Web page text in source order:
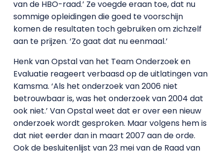
van de HBO-raad.’ Ze voegde eraan toe, dat nu
sommige opleidingen die goed te voorschijn
komen de resultaten toch gebruiken om zichzelf
aan te prijzen. ‘Zo gaat dat nu eenmaal.’
Henk van Opstal van het Team Onderzoek en
Evaluatie reageert verbaasd op de uitlatingen van
Kamsma. ‘Als het onderzoek van 2006 niet
betrouwbaar is, was het onderzoek van 2004 dat
ook niet.’ Van Opstal weet dat er over een nieuw
onderzoek wordt gesproken. Maar volgens hem is
dat niet eerder dan in maart 2007 aan de orde.
Ook de besluitenlijst van 23 mei van de Raad van